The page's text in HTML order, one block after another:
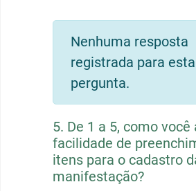
Nenhuma resposta
registrada para esta
pergunta.
5. De 1 a 5, como você
facilidade de
itens para o cadastro
manifestação?